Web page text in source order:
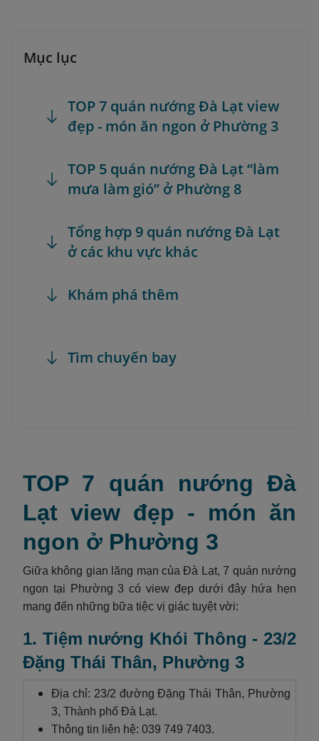
Mục lục
TOP 7 quán nướng Đà Lạt view
đẹp - món ăn ngon ở Phường 3
TOP 5 quán nướng Đà Lạt “làm
mưa làm gió” ở Phường 8
Tổng hợp 9 quán nướng Đà Lạt
ở các khu vực khác
Khám phá thêm
Tìm chuyến bay
TOP 7 quán nướng Đà
Lạt view đẹp - món ăn
ngon ở Phường 3
Giữa không gian lãng mạn của Đà Lạt, 7 quán nướng
ngon tại Phường 3 có view đẹp dưới đây hứa hẹn
mang đến những bữa tiệc vị giác tuyệt vời:
1. Tiệm nướng Khói Thông - 23/2
Đặng Thái Thân, Phường 3
Địa chỉ: 23/2 đường Đặng Thái Thân, Phường
3, Thành phố Đà Lạt.
Thông tin liên hệ: 039 749 7403.